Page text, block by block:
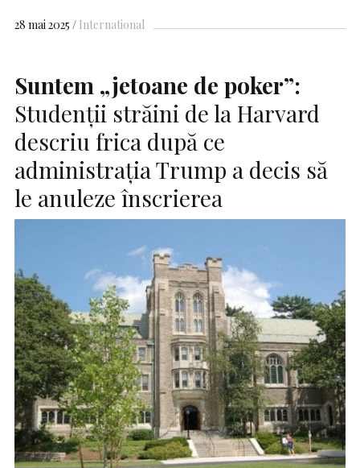
28 mai 2025 International
Suntem „jetoane de poker”:
Studenții străini de la Harvard
descriu frica după ce
administrația Trump a decis să
le anuleze înscrierea